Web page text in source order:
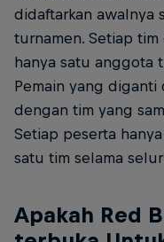
didaftarkan awalnya
turnamen. Setiap
hanya satu anggota
Pemain yang
dengan tim yang
Setiap peserta
satu tim selama
Apakah Red